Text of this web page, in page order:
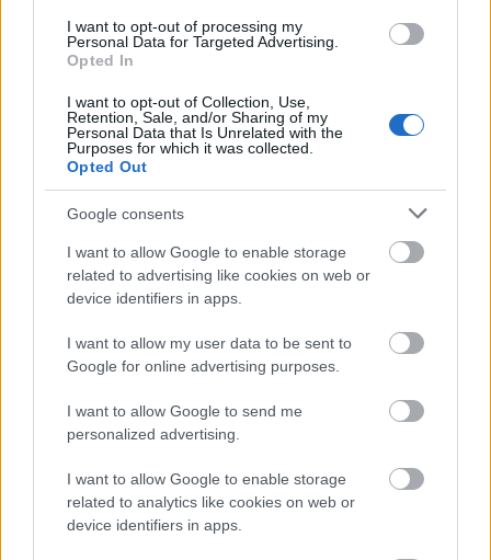
I want to opt-out of processing my
Personal Data for Targeted Advertising.
Opted In
I want to opt-out of Collection, Use,
Retention, Sale, and/or Sharing of my
Personal Data that Is Unrelated with the
Purposes for which it was collected.
Opted Out
Google consents
I want to allow Google to enable storage
related to advertising like cookies on web or
device identifiers in apps.
I want to allow my user data to be sent to
Google for online advertising purposes.
I want to allow Google to send me
personalized advertising.
I want to allow Google to enable storage
related to analytics like cookies on web or
device identifiers in apps.
Ziskó Olivér - Birdie /Arrival to the Motherland/
Ziskó Olivér neve a mainstream zenék közönségének